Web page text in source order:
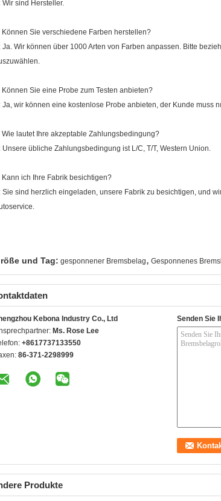
Wir sind Hersteller.
Können Sie verschiedene Farben herstellen?
Ja. Wir können über 1000 Arten von Farben anpassen. Bitte
Können Sie eine Probe zum Testen anbieten?
Ja, wir können eine kostenlose Probe anbieten, der Kunde muss
Wie lautet Ihre akzeptable Zahlungsbedingung?
Unsere übliche Zahlungsbedingung ist L/C, T/T, Western Union.
Kann ich Ihre Fabrik besichtigen?
Sie sind herzlich eingeladen, unsere Fabrik zu besichtigen, und
und Tag: gesponnener Bremsbelag, Gesponnenes
Kebona Industry Co., Ltd
Ms. Rose Lee
+8617737133550
86-371-2298999
Senden Sie
Produkte